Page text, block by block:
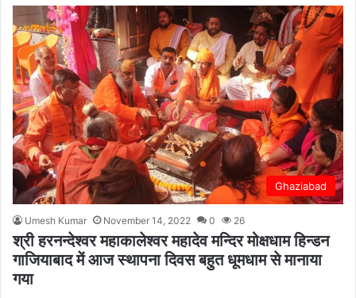
Ghaziabad
Umesh Kumar November 14, 2022 0 26
श्री हरनन्देश्वर महाकालेश्वर महादेव मन्दिर मोक्षधाम हिन्डन
गाजियाबाद में आज स्थापना दिवस बहुत धूमधाम से मानाया
गया